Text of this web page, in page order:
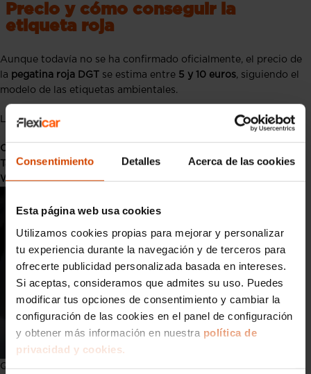
Consentimiento Detalles Acerca de las cookies
Esta página web usa cookies
Utilizamos cookies propias para mejorar y personalizar
tu experiencia durante la navegación y de terceros para
ofrecerte publicidad personalizada basada en intereses.
Si aceptas, consideramos que admites su uso. Puedes
modificar tus opciones de consentimiento y cambiar la
configuración de las cookies en el panel de configuración
y obtener más información en nuestra política de
privacidad y cookies.
Precio y cómo conseguir la
etiqueta roja
Aunque todavía no se ha confirmado oficialmente, el precio de
la pegatina roja DGT se estima entre 5 y 10 euros, siguiendo el
modelo de las etiquetas ambientales.
Los canales previstos para su distribución son:
Oficinas de Correos.
Talleres autorizados CETRAA.
Web oficial de la DGT.
Qué coches llevan la pegatina roja